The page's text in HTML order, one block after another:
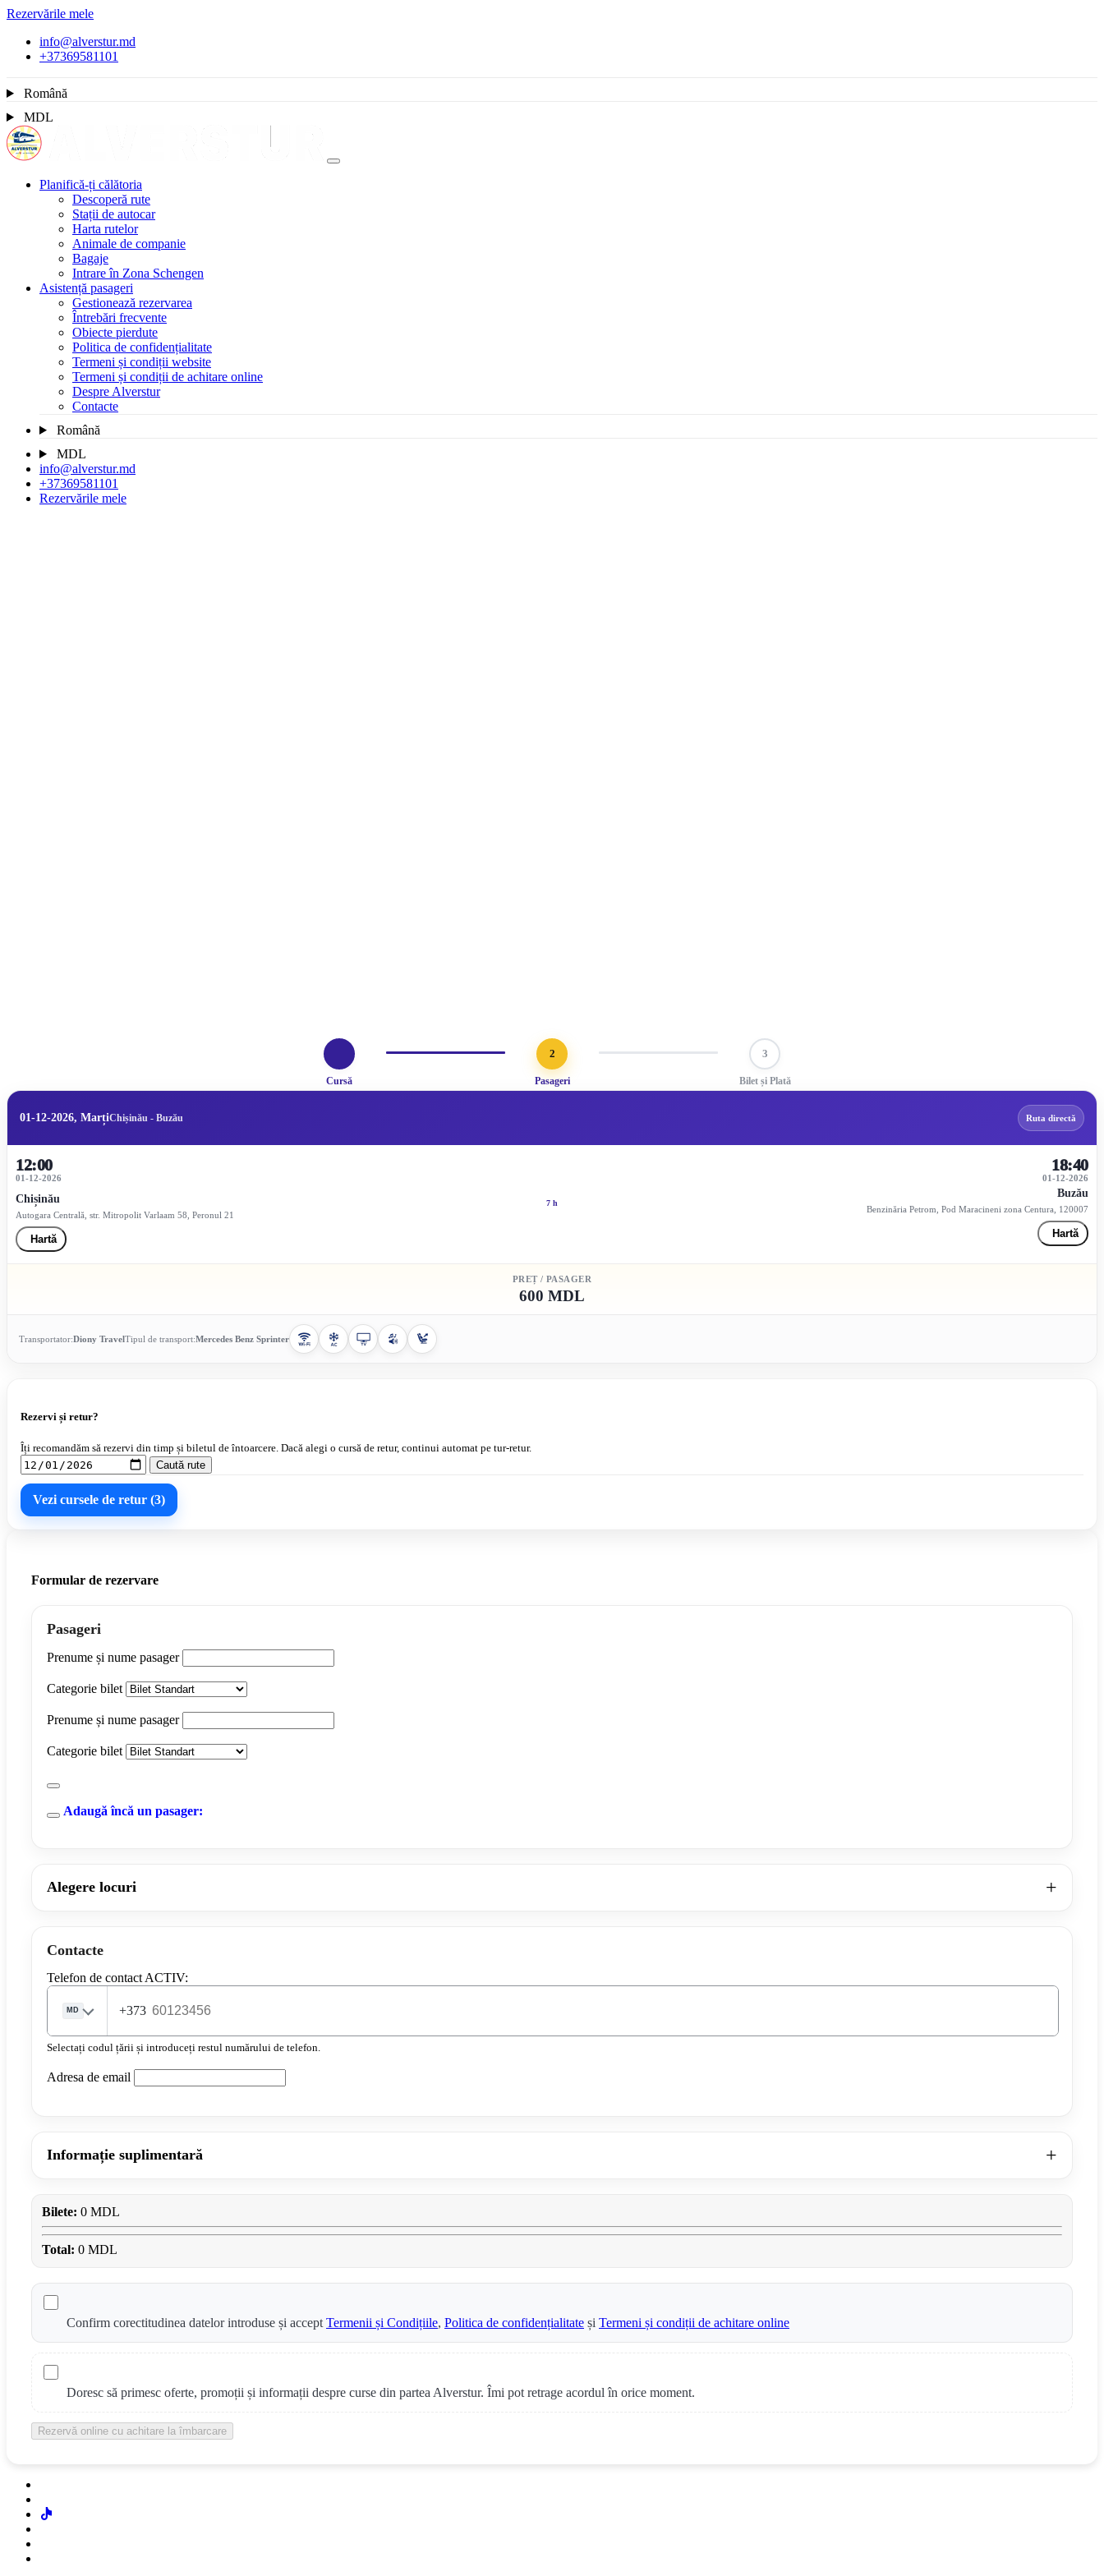
Rezervările mele
info@alverstur.md
+37369581101
Română
MDL
Planifică-ți călătoria
Descoperă rute
Stații de autocar
Harta rutelor
Animale de companie
Bagaje
Intrare în Zona Schengen
Asistență pasageri
Gestionează rezervarea
Întrebări frecvente
Obiecte pierdute
Politica de confidențialitate
Termeni și condiții website
Termeni și condiții de achitare online
Despre Alverstur
Contacte
Română
MDL
info@alverstur.md
+37369581101
Rezervările mele
Cursă
2
Pasageri
3
Bilet și Plată
01-12-2026, MarțiChișinău - Buzău Ruta directă
12:00
01-12-2026
Chișinău
Autogara Centrală, str. Mitropolit Varlaam 58, Peronul 21
Hartă
7 h
01-12-2026
18:40
Buzău
Benzinăria Petrom, Pod Maracineni zona Centura, 120007
Hartă
PREȚ / PASAGER
600 MDL
Transportator:Diony TravelTipul de transport:Mercedes Benz Sprinter
Rezervi și retur?
Îți recomandăm să rezervi din timp și biletul de întoarcere. Dacă alegi o cursă de retur, continui automat pe tur-retur.
Caută rute
Vezi cursele de retur (3)
Formular de rezervare
Pasageri
Prenume și nume pasager
Categorie bilet
Prenume și nume pasager
Categorie bilet
Adaugă încă un pasager:
Alegere locuri
Contacte
Telefon de contact ACTIV:
MD +373
Selectați codul țării și introduceți restul numărului de telefon.
Adresa de email
Informație suplimentară
Bilete: 0 MDL
Total: 0 MDL
Confirm corectitudinea datelor introduse și accept Termenii și Condițiile, Politica de confidențialitate și Termeni și condiții de achitare online
Doresc să primesc oferte, promoții și informații despre curse din partea Alverstur. Îmi pot retrage acordul în orice moment.
Rezervă online cu achitare la îmbarcare